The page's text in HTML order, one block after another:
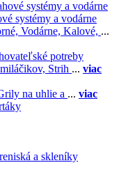
systémy a vodárne
Vodárne, Kalové, ...
potreby
Strih ... viac
na uhlie a ... viac
a skleníky